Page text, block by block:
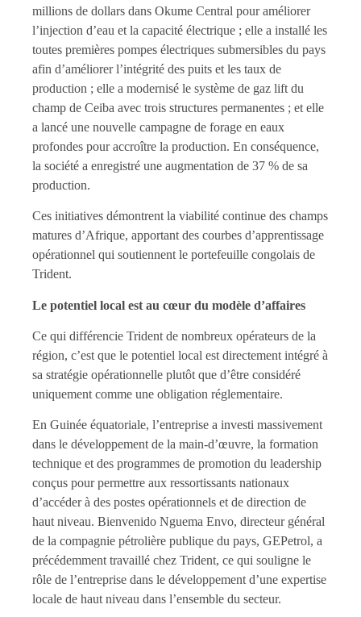
millions de dollars dans Okume Central pour améliorer
l’injection d’eau et la capacité électrique ; elle a installé les
toutes premières pompes électriques submersibles du pays
afin d’améliorer l’intégrité des puits et les taux de
production ; elle a modernisé le système de gaz lift du
champ de Ceiba avec trois structures permanentes ; et elle
a lancé une nouvelle campagne de forage en eaux
profondes pour accroître la production. En conséquence,
la société a enregistré une augmentation de 37 % de sa
production.
Ces initiatives démontrent la viabilité continue des champs
matures d’Afrique, apportant des courbes d’apprentissage
opérationnel qui soutiennent le portefeuille congolais de
Trident.
Le potentiel local est au cœur du modèle d’affaires
Ce qui différencie Trident de nombreux opérateurs de la
région, c’est que le potentiel local est directement intégré à
sa stratégie opérationnelle plutôt que d’être considéré
uniquement comme une obligation réglementaire.
En Guinée équatoriale, l’entreprise a investi massivement
dans le développement de la main-d’œuvre, la formation
technique et des programmes de promotion du leadership
conçus pour permettre aux ressortissants nationaux
d’accéder à des postes opérationnels et de direction de
haut niveau. Bienvenido Nguema Envo, directeur général
de la compagnie pétrolière publique du pays, GEPetrol, a
précédemment travaillé chez Trident, ce qui souligne le
rôle de l’entreprise dans le développement d’une expertise
locale de haut niveau dans l’ensemble du secteur.